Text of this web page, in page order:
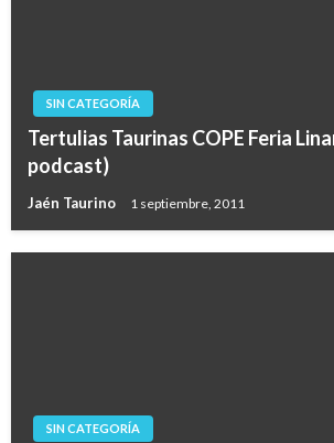
SIN CATEGORÍA
Tertulias Taurinas COPE Feria
podcast)
Jaén Taurino 1 septiembre, 2011
SIN CATEGORÍA